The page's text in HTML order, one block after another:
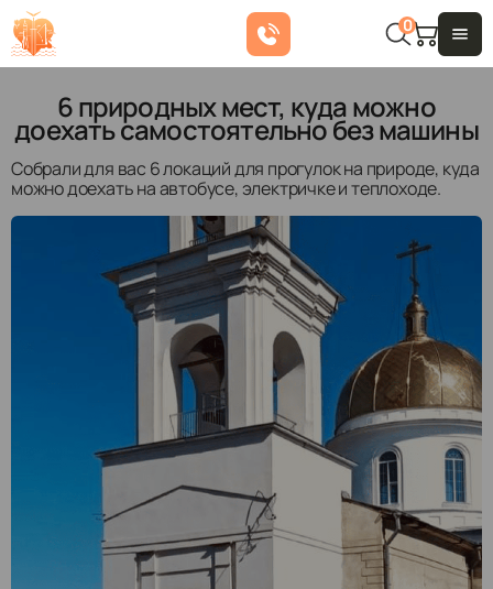
0
6 природных мест, куда можно
доехать самостоятельно без машины
Собрали для вас 6 локаций для прогулок на природе, куда
можно доехать на автобусе, электричке и теплоходе.